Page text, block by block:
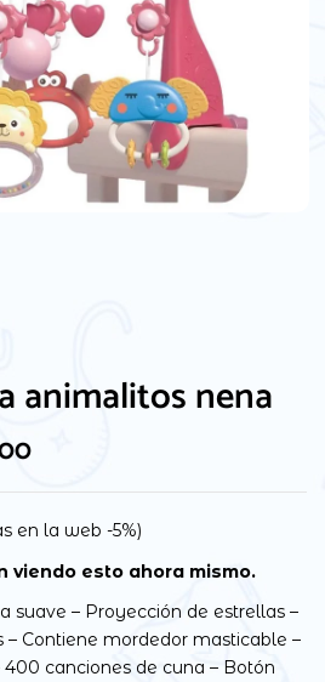
animalitos nena
en la web -5%)
viendo esto ahora mismo.
suave – Proyección de estrellas –
– Contiene mordedor masticable –
canciones de cuna – Botón